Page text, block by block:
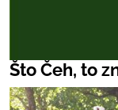
Što Čeh, to